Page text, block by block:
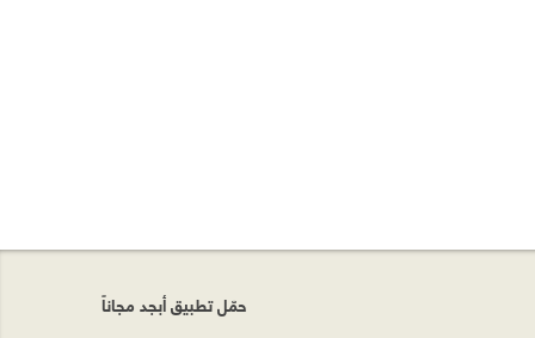
حمّل تطبيق أبجد مجاناً